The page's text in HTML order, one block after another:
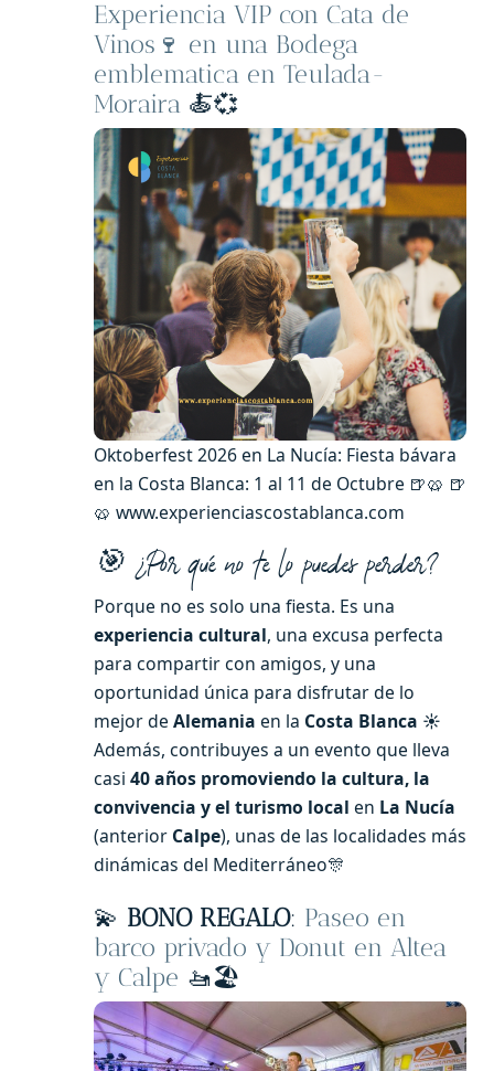
Experiencia VIP con Cata de
Vinos🍷 en una Bodega
emblematica en Teulada-
Moraira 🍝💞
Oktoberfest 2026 en La Nucía: Fiesta bávara
en la Costa Blanca: 1 al 11 de Octubre 🍺🥨 🍺
🥨 www.experienciascostablanca.com
🎯 ¿Por qué no te lo puedes perder?
Porque no es solo una fiesta. Es una
experiencia cultural, una excusa perfecta
para compartir con amigos, y una
oportunidad única para disfrutar de lo
mejor de Alemania en la Costa Blanca ☀️
Además, contribuyes a un evento que lleva
casi 40 años promoviendo la cultura, la
convivencia y el turismo local en La Nucía
(anterior Calpe), unas de las localidades más
dinámicas del Mediterráneo🎊
💫 BONO REGALO: Paseo en
barco privado y Donut en Altea
y Calpe 🚤🏖️